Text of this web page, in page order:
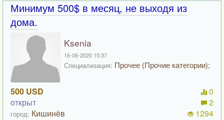
Минимум 500$ в месяц, не выходя из
дома.
Ksenia
16-06-2020 15:37
Специализация: Прочее (Прочие категории);
500 USD
открыт
город: Кишинёв
0
2
1294